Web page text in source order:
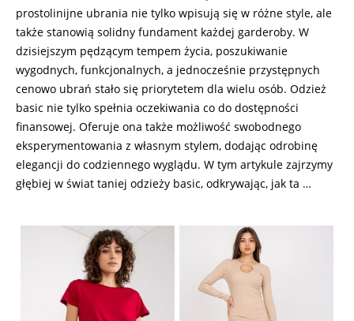
prostolinijne ubrania nie tylko wpisują się w różne style, ale
także stanowią solidny fundament każdej garderoby. W
dzisiejszym pędzącym tempem życia, poszukiwanie
wygodnych, funkcjonalnych, a jednocześnie przystępnych
cenowo ubrań stało się priorytetem dla wielu osób. Odzież
basic nie tylko spełnia oczekiwania co do dostępności
finansowej. Oferuje ona także możliwość swobodnego
eksperymentowania z własnym stylem, dodając odrobinę
elegancji do codziennego wyglądu. W tym artykule zajrzymy
głębiej w świat taniej odzieży basic, odkrywając, jak ta …